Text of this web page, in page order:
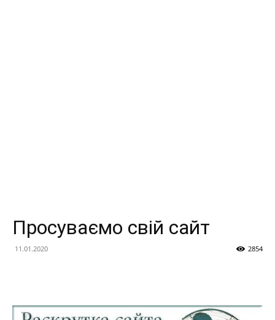
Просуваємо свій сайт
11.01.2020 2854